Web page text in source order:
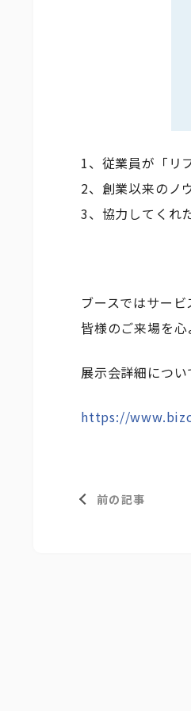
1、従業員が「リ
2、創業以来のノ
3、協力してくれ
ブースではサー
皆様のご来場を心
展示会詳細につい
https://
前の記事